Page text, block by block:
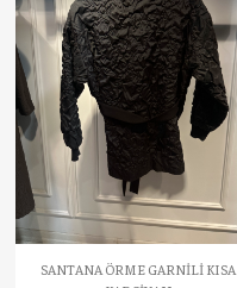
SANTANA ÖRME GARNİLİ KISA